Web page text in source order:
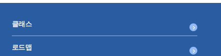
클래스
로드맵